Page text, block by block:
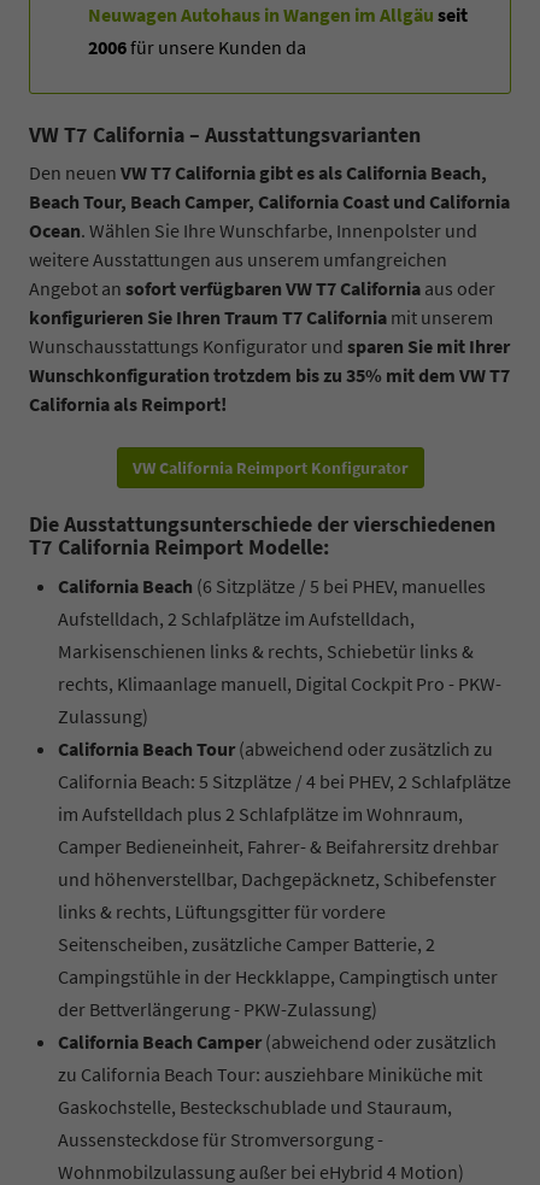
Neuwagen Autohaus in Wangen im Allgäu seit
2006für unsere Kunden da
VW T7 California – Ausstattungsvarianten
Den neuen VW T7 California gibt es als California Beach,
Beach Tour, Beach Camper, California Coast und California
Ocean. Wählen Sie Ihre Wunschfarbe, Innenpolster und
weitere Ausstattungen aus unserem umfangreichen
Angebot an sofort verfügbaren VW T7 California aus oder
konfigurieren Sie Ihren Traum T7 California mit unserem
Wunschausstattungs Konfigurator und sparen Sie mit Ihrer
Wunschkonfiguration trotzdem bis zu 35% mit dem VW T7
California als Reimport!
VW California Reimport Konfigurator
Die Ausstattungsunterschiede der vierschiedenen
T7 California Reimport Modelle:
California Beach (6 Sitzplätze / 5 bei PHEV, manuelles
Aufstelldach, 2 Schlafplätze im Aufstelldach,
Markisenschienen links & rechts, Schiebetür links &
rechts, Klimaanlage manuell, Digital Cockpit Pro - PKW-
Zulassung)
California Beach Tour (abweichend oder zusätzlich zu
California Beach: 5 Sitzplätze / 4 bei PHEV, 2 Schlafplätze
im Aufstelldach plus 2 Schlafplätze im Wohnraum,
Camper Bedieneinheit, Fahrer- & Beifahrersitz drehbar
und höhenverstellbar, Dachgepäcknetz, Schibefenster
links & rechts, Lüftungsgitter für vordere
Seitenscheiben, zusätzliche Camper Batterie, 2
Campingstühle in der Heckklappe, Campingtisch unter
der Bettverlängerung - PKW-Zulassung)
California Beach Camper (abweichend oder zusätzlich
zu California Beach Tour: ausziehbare Miniküche mit
Gaskochstelle, Besteckschublade und Stauraum,
Aussensteckdose für Stromversorgung -
Wohnmobilzulassung außer bei eHybrid 4 Motion)